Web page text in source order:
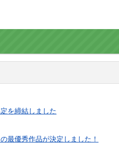
を締結しました
最優秀作品が決定しました！